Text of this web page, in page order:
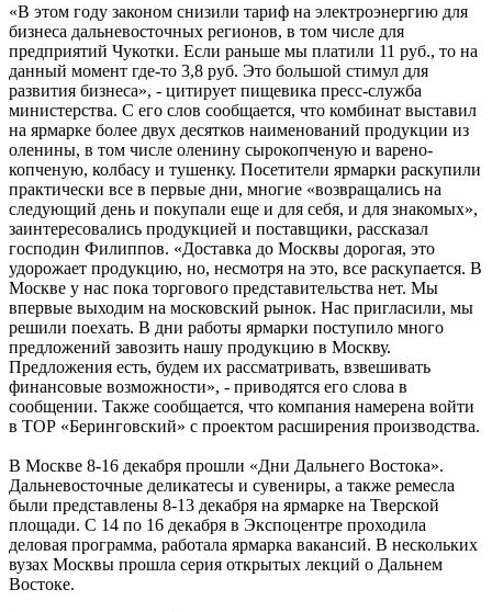
«В этом году законом снизили тариф на электроэнергию для
бизнеса дальневосточных регионов, в том числе для
предприятий Чукотки. Если раньше мы платили 11 руб., то на
данный момент где-то 3,8 руб. Это большой стимул для
развития бизнеса», - цитирует пищевика пресс-служба
министерства. С его слов сообщается, что комбинат выставил
на ярмарке более двух десятков наименований продукции из
оленины, в том числе оленину сырокопченую и варено-
копченую, колбасу и тушенку. Посетители ярмарки раскупили
практически все в первые дни, многие «возвращались на
следующий день и покупали еще и для себя, и для знакомых»,
заинтересовались продукцией и поставщики, рассказал
господин Филиппов. «Доставка до Москвы дорогая, это
удорожает продукцию, но, несмотря на это, все раскупается. В
Москве у нас пока торгового представительства нет. Мы
впервые выходим на московский рынок. Нас пригласили, мы
решили поехать. В дни работы ярмарки поступило много
предложений завозить нашу продукцию в Москву.
Предложения есть, будем их рассматривать, взвешивать
финансовые возможности», - приводятся его слова в
сообщении. Также сообщается, что компания намерена войти
в ТОР «Беринговский» с проектом расширения производства.
В Москве 8-16 декабря прошли «Дни Дальнего Востока».
Дальневосточные деликатесы и сувениры, а также ремесла
были представлены 8-13 декабря на ярмарке на Тверской
площади. С 14 по 16 декабря в Экспоцентре проходила
деловая программа, работала ярмарка вакансий. В нескольких
вузах Москвы прошла серия открытых лекций о Дальнем
Востоке.